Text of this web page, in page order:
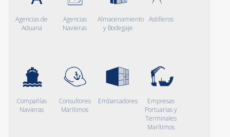
Agencias de
Aduana
Agencias
Navieras
Almacenamiento
y Bodegaje
Astilleros
Compañías
Navieras
Consultores
Marítimos
Embarcadores
Empresas
Portuarias y
Terminales
Marítimos